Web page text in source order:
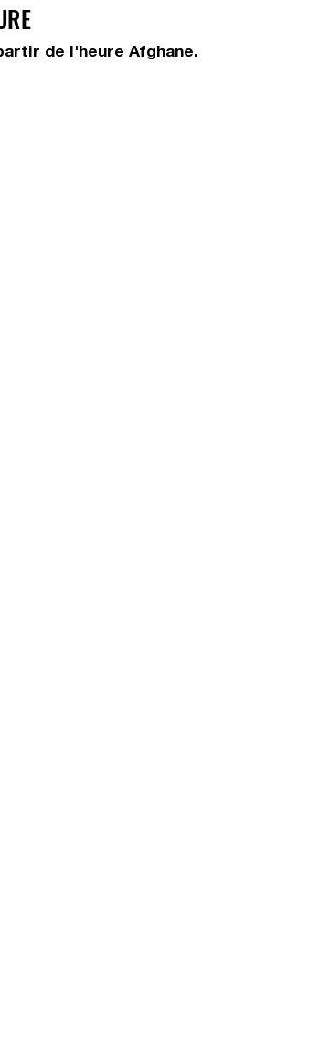
de l'heure Afghane.